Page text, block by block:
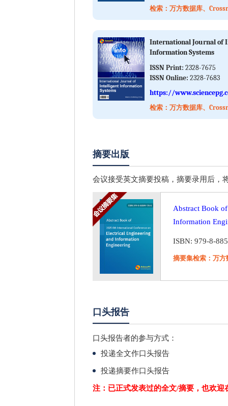
检索：万方数据库、
International Journal of
Information Systems
ISSN Print: 2328-7675
ISSN Online: 2328-7683
https://
检索：万方数据库、
摘要出版
会议接受英文摘要投稿，摘要录用后，
Abstract Book
Information
ISBN: 979-8-
摘要集检索：万方
口头报告
口头报告者的参与方式：
投递全文作口头报告
投递摘要作口头报告
注：已正式发表过的全文/摘要，也欢迎